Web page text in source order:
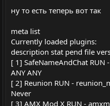
г
о
с
ну то есть теперь вот так
meta list
Currently loaded plugins:
description stat pend file
[ 1] SafeNameAndChat RUN
ANY ANY
[ 2] Reunion RUN -
Never
[ 3] AMX Mod X RUN -